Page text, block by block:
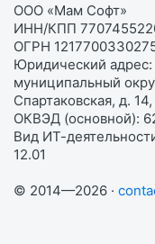
ООО «Мам Софт»
ИНН/КПП
ОГРН
Юридический адрес:
муниципальный
Спартаковская, д.
ОКВЭД (основной):
Вид ИТ-
12.01
© 2014—2026 ·